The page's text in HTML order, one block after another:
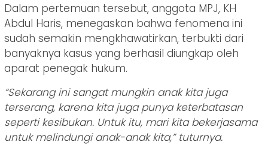
Dalam pertemuan tersebut, anggota MPJ, KH
Abdul Haris, menegaskan bahwa fenomena ini
sudah semakin mengkhawatirkan, terbukti dari
banyaknya kasus yang berhasil diungkap oleh
aparat penegak hukum.
“Sekarang ini sangat mungkin anak kita juga
terserang, karena kita juga punya keterbatasan
seperti kesibukan. Untuk itu, mari kita bekerjasama
untuk melindungi anak-anak kita,” tuturnya.